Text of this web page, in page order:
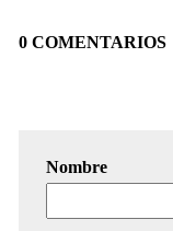
0 COMENTARIOS
Nombre